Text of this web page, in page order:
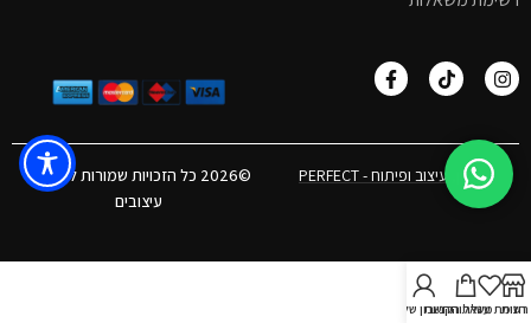
אפיון, עיצוב ופיתוח - PERFECT
©2026 כל הזכויות שמורות לטימבר
עיצובים
חנות
רשימת משאלות
עגלת הקניות
חשבון שלי